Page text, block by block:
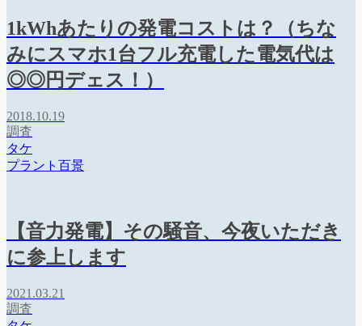
1kWhあたりの発電コストは？（ちな
みにスマホ1台フル充電した電気代は
◎◎円デェス！）
2018.10.19
調査
タケ
プラント百景
【音力発電】その騒音、今夜いただき
に参上します
2021.03.21
調査